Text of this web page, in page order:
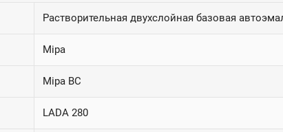
Растворительная двухслойная базовая
Mipa
Mipa BC
LADA 280